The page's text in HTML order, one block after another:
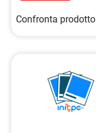
Confronta prodotto